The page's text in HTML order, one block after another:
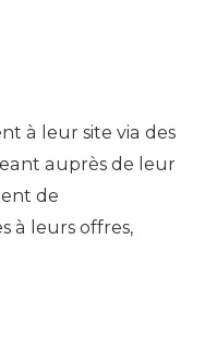
à leur site via des
auprès de leur
de
à leurs offres,